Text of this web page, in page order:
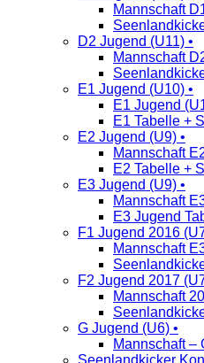
Mannschaft
D2 Jugend (U11) •
Mannschaft
E1 Jugend (U10) •
E1 Jugend
E1 Tabelle +
E2 Jugend (U9) •
Mannschaft
E2 Tabelle +
E3 Jugend (U9) •
Mannschaft
E3 Jugend
F1 Jugend 2016
Mannschaft
F2 Jugend 2017
Mannschaft
G Jugend (U6) •
Mannschaft –
Seenlandkicker